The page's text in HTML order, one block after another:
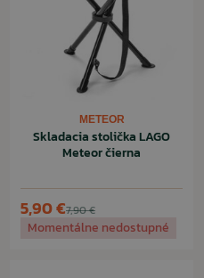
METEOR
Skladacia stolička LAGO
Meteor čierna
7,90 €
5,90 €
Momentálne nedostupné